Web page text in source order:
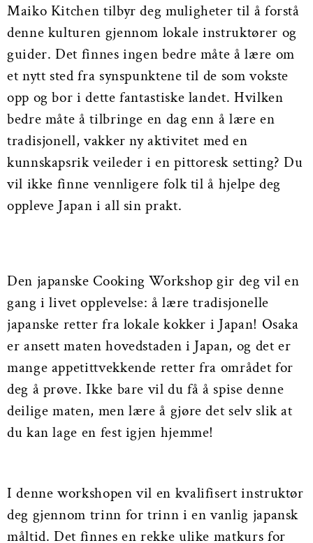
Maiko Kitchen tilbyr deg muligheter til å forstå
denne kulturen gjennom lokale instruktører og
guider. Det finnes ingen bedre måte å lære om
et nytt sted fra synspunktene til de som vokste
opp og bor i dette fantastiske landet. Hvilken
bedre måte å tilbringe en dag enn å lære en
tradisjonell, vakker ny aktivitet med en
kunnskapsrik veileder i en pittoresk setting? Du
vil ikke finne vennligere folk til å hjelpe deg
oppleve Japan i all sin prakt.
Den japanske Cooking Workshop gir deg vil en
gang i livet opplevelse: å lære tradisjonelle
japanske retter fra lokale kokker i Japan! Osaka
er ansett maten hovedstaden i Japan, og det er
mange appetittvekkende retter fra området for
deg å prøve. Ikke bare vil du få å spise denne
deilige maten, men lære å gjøre det selv slik at
du kan lage en fest igjen hjemme!
I denne workshopen vil en kvalifisert instruktør
deg gjennom trinn for trinn i en vanlig japansk
måltid. Det finnes en rekke ulike matkurs for